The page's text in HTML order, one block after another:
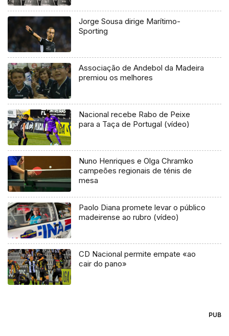
Jorge Sousa dirige Marítimo-
Sporting
Associação de Andebol da Madeira
premiou os melhores
Nacional recebe Rabo de Peixe
para a Taça de Portugal (vídeo)
Nuno Henriques e Olga Chramko
campeões regionais de ténis de
mesa
Paolo Diana promete levar o público
madeirense ao rubro (vídeo)
CD Nacional permite empate «ao
cair do pano»
PUB